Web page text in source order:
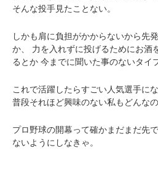
そんな投手見たことない。
しかも肩に負担がかからないから先
か、
力を入れずに投げるためにお酒
るとか 今までに聞いた事のないタイ
これで活躍したらすごい人気選手に
普段それほど興味のない私もどんな
プロ野球の開幕って確かまだまだ先で
ないようにしなきゃ。